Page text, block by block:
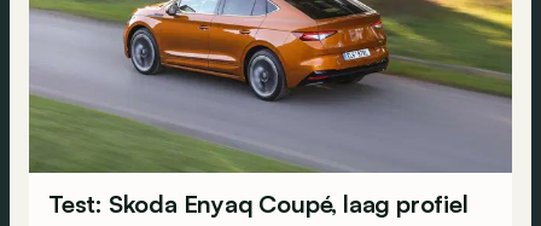
Test: Skoda Enyaq Coupé, laag profiel